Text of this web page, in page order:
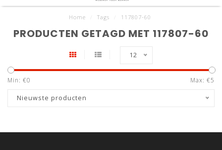
Home Tags 117807-60
PRODUCTEN GETAGD MET 117807-60
12
Min: €0 Max: €5
Nieuwste producten